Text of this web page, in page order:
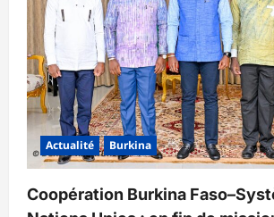
Actualité Burkina
Coopération Burkina